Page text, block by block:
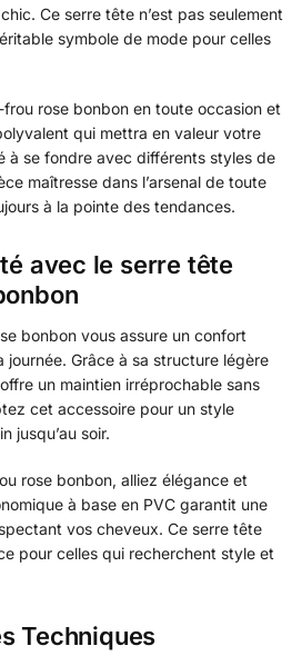
Ce serre tête n’est pas seulement
symbole de mode pour celles
rose bonbon en toute occasion et
qui mettra en valeur votre
à se fondre avec différents styles de
maîtresse dans l’arsenal de toute
à la pointe des tendances.
avec le serre tête
bonbon vous assure un confort
journée. Grâce à sa structure légère
un maintien irréprochable sans
cet accessoire pour un style
jusqu’au soir.
rose bonbon, alliez élégance et
à base en PVC garantit une
vos cheveux. Ce serre tête
pour celles qui recherchent style et
Techniques